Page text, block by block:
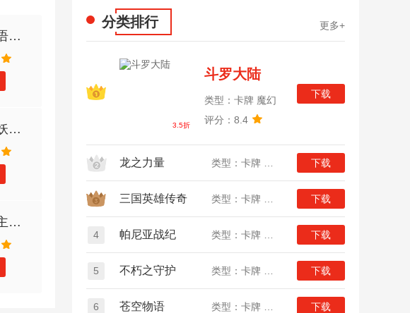
心力物语（0.05折放置冒险）
五行降妖师（0.05折）
永恒领主（0.05折火影每日千充）
分类排行 更多+
3.5折
斗罗大陆
类型：卡牌 魔幻
评分：8.4
下载
龙之力量 下载
三国英雄传奇 下载
4 帕尼亚战纪 下载
5 不朽之守护 下载
6 苍空物语 下载